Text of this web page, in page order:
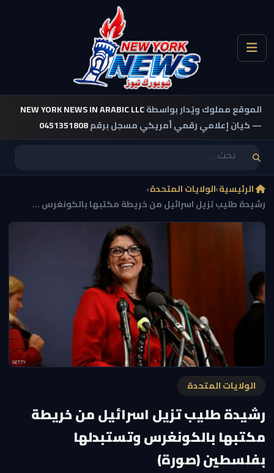
الموقع مملوك ويُدار بواسطةNEW YORK NEWS IN ARABIC LLC
— كيان إعلامي رقمي أمريكي مسجل برقم0451351808
الرئيسية›الولايات المتحدة›
رشيدة طليب تزيل اسرائيل من خريطة مكتبها بالكونغرس ...
الولايات المتحدة
رشيدة طليب تزيل اسرائيل من خريطة
مكتبها بالكونغرس وتستبدلها
بفلسطين (صورة)